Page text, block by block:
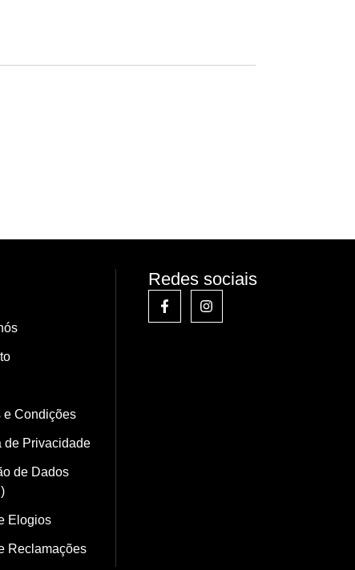
e Condições
de Privacidade
de Dados
Elogios
Reclamações
Redes sociais